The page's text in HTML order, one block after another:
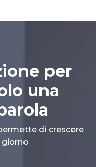
per
una
di crescere
giorno